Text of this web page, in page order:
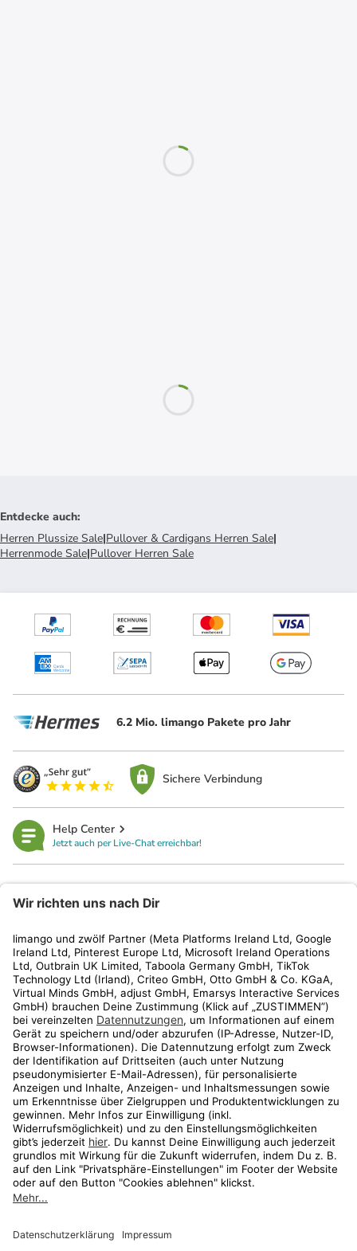
Entdecke auch:
Herren Plussize Sale|Pullover & Cardigans Herren Sale|
Herrenmode Sale|Pullover Herren Sale
6.2 Mio. limango Pakete pro Jahr
Sichere Verbindung
Help Center
Jetzt auch per Live-Chat erreichbar!
Kundenservice
Shop
Aktionen
Travel